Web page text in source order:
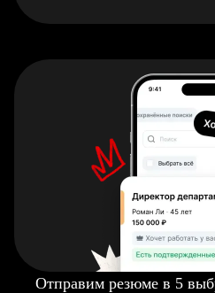
Отправим резюме в 5